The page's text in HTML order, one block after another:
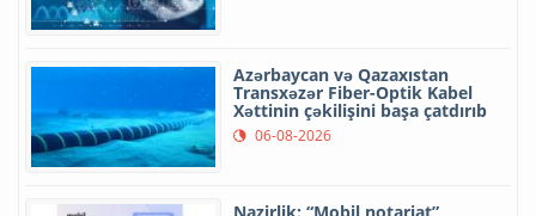
Azərbaycan və Qazaxıstan
Transxəzər Fiber-Optik Kabel
Xəttinin çəkilişini başa çatdırıb
06-08-2026